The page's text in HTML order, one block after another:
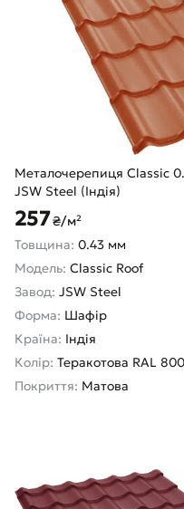
Металочерепиця Classic
JSW Steel (Індія)
257₴/м²
Товщина: 0.43 мм
Модель: Classic Roof
Завод: JSW Steel
Форма: Шафір
Країна: Індія
Колір: Теракотова RAL
Покриття: Матова